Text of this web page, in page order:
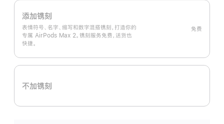
添加镌刻
表情符号、名字、缩写和数字混搭镌刻，打造你的
专属 AirPods Max 2。镌刻服务免费，送货也
快捷。
免费
不加镌刻